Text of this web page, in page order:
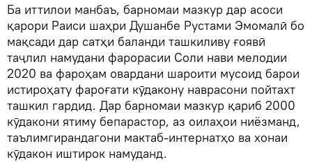
Ба иттилои манбаъ, барномаи мазкур дар асоси
қарори Раиси шаҳри Душанбе Рустами Эмомалӣ бо
мақсади дар сатҳи баланди ташкиливу ғоявӣ
таҷлил намудани фарорасии Соли нави мелодии
2020 ва фароҳам овардани шароити мусоид барои
истироҳату фароғати кӯдакону наврасони пойтахт
ташкил гардид. Дар барномаи мазкур қариб 2000
кӯдакони ятиму бепарастор, аз оилаҳои ниёзманд,
таълимгирандагони мактаб-интернатҳо ва хонаи
кӯдакон иштирок намуданд.